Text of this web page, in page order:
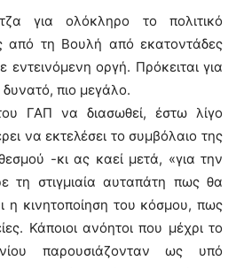
για ολόκληρο το πολιτικό
από τη Βουλή από εκατοντάδες
εντεινόμενη οργή. Πρόκειται για
δυνατό, πιο μεγάλο.
ΓΑΠ να διασωθεί, έστω λίγο
να εκτελέσει το συμβόλαιο της
-κι ας καεί μετά, «για την
τη στιγμιαία αυταπάτη πως θα
η κινητοποίηση του κόσμου, πως
Κάποιοι ανόητοι που μέχρι το
παρουσιάζονταν ως υπό